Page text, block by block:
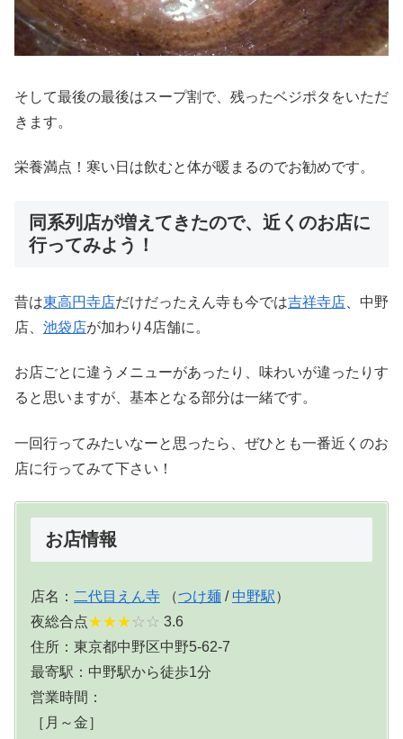
そして最後の最後はスープ割で、残ったベジポタをいただ
きます。
栄養満点！寒い日は飲むと体が暖まるのでお勧めです。
同系列店が増えてきたので、近くのお店に
行ってみよう！
昔は東高円寺店だけだったえん寺も今では吉祥寺店 、中野
店、 池袋店が加わり4店舗に。
お店ごとに違うメニューがあったり、味わいが違ったりす
ると思いますが、基本となる部分は一緒です。
一回行ってみたいなーと思ったら、ぜひとも一番近くのお
店に行ってみて下さい！
お店情報
店名： 二代目えん寺 （つけ麺 / 中野駅）
夜総合点★★★☆☆ 3.6
住所：東京都中野区中野5-62-7
最寄駅：中野駅から徒歩1分
営業時間：
［月～金］